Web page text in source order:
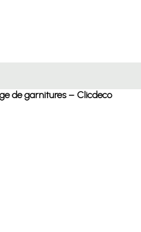
de garnitures – Clicdeco